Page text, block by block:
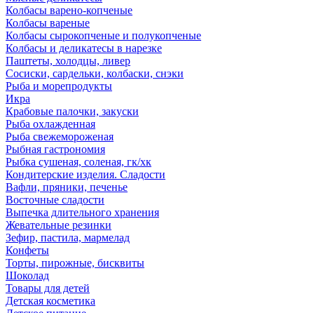
Колбасы варено-копченые
Колбасы вареные
Колбасы сырокопченые и полукопченые
Колбасы и деликатесы в нарезке
Паштеты, холодцы, ливер
Сосиски, сардельки, колбаски, снэки
Рыба и морепродукты
Икра
Крабовые палочки, закуски
Рыба охлажденная
Рыба свежемороженая
Рыбная гастрономия
Рыбка сушеная, соленая, гк/хк
Кондитерские изделия. Сладости
Вафли, пряники, печенье
Восточные сладости
Выпечка длительного хранения
Жевательные резинки
Зефир, пастила, мармелад
Конфеты
Торты, пирожные, бисквиты
Шоколад
Товары для детей
Детская косметика